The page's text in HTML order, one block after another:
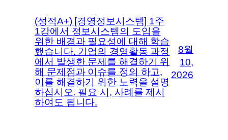
(성적A+) [경영정보시스템] 1주
1강에서 정보시스템의 도입을
위한 배경과 필요성에 대해 학습
했습니다. 기업의 경영활동 과정
에서 발생한 문제를 해결하기 위
해 문제점과 이슈를 정의 하고,
이를 해결하기 위한 노력을 설명
하십시오. 필요 시, 사례를 제시
하여도 됩니다.
8월
10,
2026